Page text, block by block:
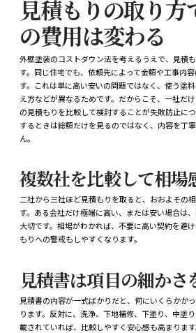
見積もりの取り
の費用は変わる
外壁塗装のコストダウン法を考えるうえで、見積
す。同じ住宅でも、依頼先によって金額や工事内
す。これは単に高い安いの問題ではなく、使う塗
え方などが異なるためです。だからこそ、一社だ
の見積もりを比較して検討することが失敗防止に
するときは総額だけを見るのではなく、内容を丁
ん。
複数社を比較して相場
二社から三社ほど見積もりを取ると、おおよその
す。ある会社だけ極端に高い、または安い場合は
大切です。相場がわかれば、不要に高い契約を避
もりへの警戒もしやすくなります。
見積書は項目の細かさ
見積書の内容が一式ばかりだと、何にいくらかか
ります。反対に、洗浄、下地補修、下塗り、中塗
載されていれば、比較しやすく安心感も高まりま